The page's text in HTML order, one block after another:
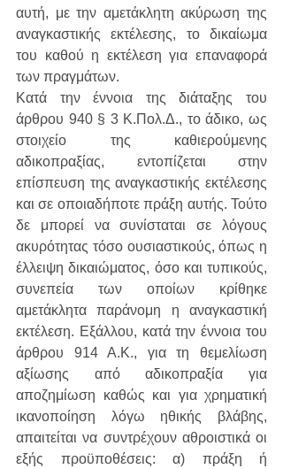
αυτή, με την αμετάκλητη ακύρωση της
αναγκαστικής εκτέλεσης, το δικαίωμα
του καθού η εκτέλεση για επαναφορά
των πραγμάτων.
Κατά την έννοια της διάταξης του
άρθρου 940 § 3 Κ.Πολ.Δ., το άδικο, ως
στοιχείο της καθιερούμενης
αδικοπραξίας, εντοπίζεται στην
επίσπευση της αναγκαστικής εκτέλεσης
και σε οποιαδήποτε πράξη αυτής. Τούτο
δε μπορεί να συνίσταται σε λόγους
ακυρότητας τόσο ουσιαστικούς, όπως η
έλλειψη δικαιώματος, όσο και τυπικούς,
συνεπεία των οποίων κρίθηκε
αμετάκλητα παράνομη η αναγκαστική
εκτέλεση. Εξάλλου, κατά την έννοια του
άρθρου 914 Α.Κ., για τη θεμελίωση
αξίωσης από αδικοπραξία για
αποζημίωση καθώς και για χρηματική
ικανοποίηση λόγω ηθικής βλάβης,
απαιτείται να συντρέχουν αθροιστικά οι
εξής προϋποθέσεις: α) πράξη ή